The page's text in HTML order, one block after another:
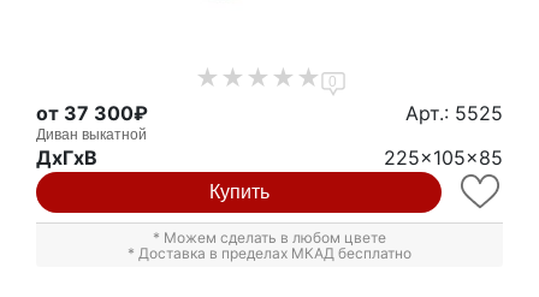
0
от 37 300₽ Арт.: 5525
Диван выкатной
ДxГxВ 225x105x85
Купить
* Можем сделать в любом цвете
* Доставка в пределах МКАД бесплатно